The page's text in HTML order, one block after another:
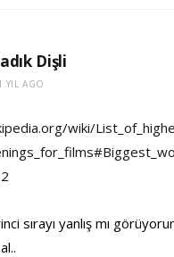
Dişli
YIL AGO
wiki/
sırayı yanlış mı